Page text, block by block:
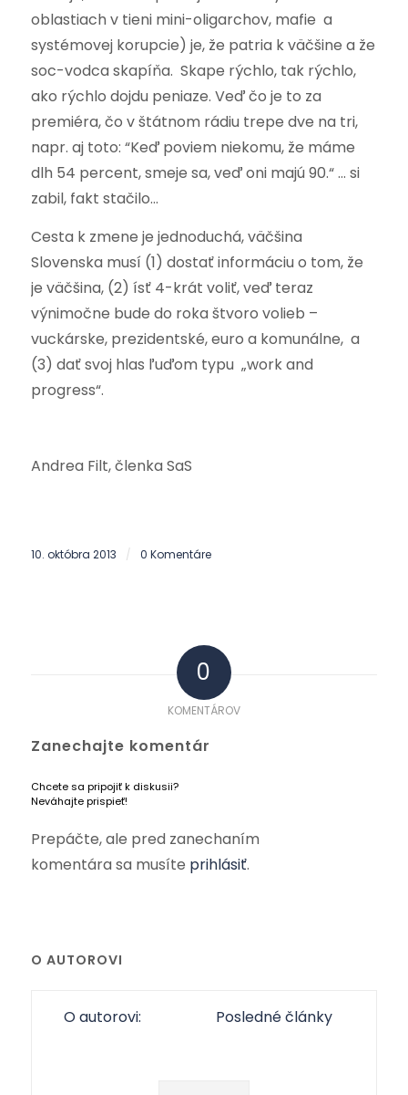
oblastiach v tieni mini-oligarchov, mafie a
systémovej korupcie) je, že patria k väčšine a že
soc-vodca skapíňa. Skape rýchlo, tak rýchlo,
ako rýchlo dojdu peniaze. Veď čo je to za
premiéra, čo v štátnom rádiu trepe dve na tri,
napr. aj toto: “Keď poviem niekomu, že máme
dlh 54 percent, smeje sa, veď oni majú 90.“ … si
zabil, fakt stačilo…
Cesta k zmene je jednoduchá, väčšina
Slovenska musí (1) dostať informáciu o tom, že
je väčšina, (2) ísť 4-krát voliť, veď teraz
výnimočne bude do roka štvoro volieb –
vuckárske, prezidentské, euro a komunálne, a
(3) dať svoj hlas ľuďom typu „work and
progress“.
Andrea Filt, členka SaS
10. októbra 2013 / 0 Komentáre
0
KOMENTÁROV
Zanechajte komentár
Chcete sa pripojiť k diskusii?
Neváhajte prispieť!
Prepáčte, ale pred zanechaním
komentára sa musíte prihlásiť.
O AUTOROVI
O autorovi: Posledné články